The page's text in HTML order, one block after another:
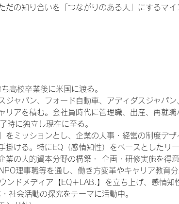
だの知り合いを「つながりのある人」にするマ
高校卒業後に米国に渡る。
ジャパン、フォード自動車、アディダスジャパ
リアを積む。会社員時代に管理職、出産、再就
時に独立し現在に至る。
をミッションとし、企業の人事・経営の制度デザ
掛ける。特にEQ（感情知性）をベースとしたリ
業の人的資本分野の構築・ 企画・研修実施を得
理事職等を通し、働き方変革やキャリア教育
ドメディア【EQ＋LAB.】を立ち上げ、感情知
社会活動の探究をテーマに活動中。